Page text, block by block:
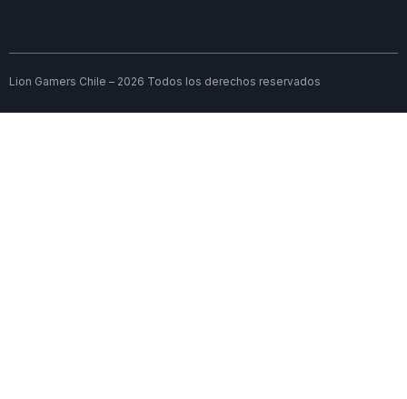
Lion Gamers Chile – 2026 Todos los derechos reservados